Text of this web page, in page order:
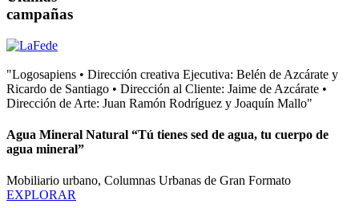
campañas
"Logosapiens • Dirección creativa Ejecutiva: Belén de Azcárate y
Ricardo de Santiago • Dirección al Cliente: Jaime de Azcárate •
Dirección de Arte: Juan Ramón Rodríguez y Joaquín Mallo"
Agua Mineral Natural “Tú tienes sed de agua, tu cuerpo de
agua mineral”
Mobiliario urbano, Columnas Urbanas de Gran Formato
EXPLORAR